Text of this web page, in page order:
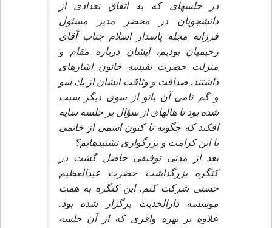
در جلسه‏اى كه به اتفاق تعدادى از
دانشجويان در محضر مدير مسئول
فرزانه مجله پاسدار اسلام جناب آقاى
رحيميان بوديم، ايشان درباره مقام و
منزلت حضرت نفيسه خاتون اشاره‏اى
داشتند. صداقت و وثاقت ايشان از يك سو
و گم نامى آن بانو از سوى ديگر سبب
شده بود تا هاله‏اى از سؤال بر جلسه سايه
افكند كه چگونه تا كنون اسمى از خانمى
با اين كرامت و بزرگوارى نشنيده‏ايم؟
بعد از مدتى توفيقى حاصل گشت در
كنگره بزرگداشت حضرت عبدالعظيم
حسنى شركت كنم. اين كنگره به همت
موسسه دارالحديث برگزار شده بود.
علاوه بر بهره وافرى كه از آن جلسه